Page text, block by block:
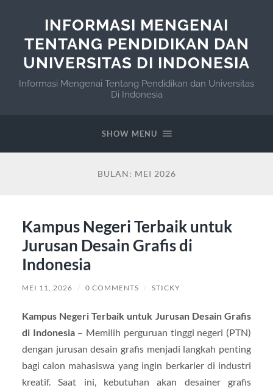
INFORMASI MENGENAI
TENTANG PENDIDIKAN DAN
UNIVERSITAS DI INDONESIA
Informasi Mengenai Tentang Pendidikan dan Universitas
Di Indonesia
SHOW MENU
BULAN: MEI 2026
Kampus Negeri Terbaik untuk
Jurusan Desain Grafis di
Indonesia
MEI 11, 2026 / 0 COMMENTS / STICKY
Kampus Negeri Terbaik untuk Jurusan Desain Grafis
di Indonesia– Memilih perguruan tinggi negeri (PTN)
dengan jurusan desain grafis menjadi langkah penting
bagi calon mahasiswa yang ingin berkarier di industri
kreatif. Saat ini, kebutuhan akan desainer grafis